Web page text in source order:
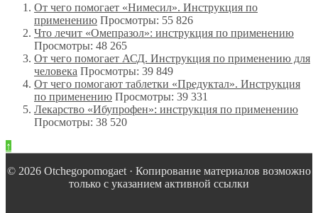
От чего помогает «Нимесил». Инструкция по
применению Просмотры: 55 826
Что лечит «Омепразол»: инструкция по применению
Просмотры: 48 265
От чего помогает АСД. Инструкция по применению для
человека Просмотры: 39 849
От чего помогают таблетки «Предуктал». Инструкция
по применению Просмотры: 39 331
Лекарство «Ибупрофен»: инструкция по применению
Просмотры: 38 520
↑
© 2026 Оtchegopomogaet · Копирование материалов возможно
только с указанием активной ссылки